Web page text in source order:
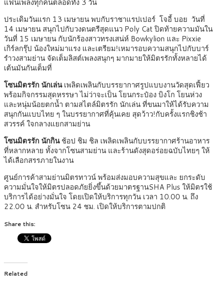
แฟนเพลงทุกคนตลอดทั้ง 3 วัน
ประเดิมวันแรก 13 เมษายน พบกับราชาแรปเปอร์ โจอี้ บอย วันที่
14 เมษายน สนุกไปกับวงดนตรีสุดแนว Poly Cat ปิดท้ายความมันใน
วันที่ 15 เมษายน กับนักร้องสาวทรงเสน่ห์ Bowkylion และ Pixxie
เกิร์ลกรุ๊ป น้องใหม่มาแรง และเตรียม!เหมารอบความสนุกไปกับบาร์
รำวงสามย่าน จัดเต็มลิสต์เพลงสนุกๆ มากมายให้มิตรรักทั้งหลายได้
เต้นมันกันเต็มที่
โซนมิตรรัก นักเล่นเพลิดเพลินกับบรรยากาศรูปแบบงานวัดสุดเฟี้ยว
พร้อมกิจกรรมสุดหรรษา ไม่ว่าจะเป็น โยนกระป๋อง บิงโก โยนห่วง
และหนุ่มน้อยตกน้ำ ตามสไตล์มิตรรัก นักเล่น ที่ขนมาให้ได้รับความ
สนุกกันแบบไทย ๆ ในบรรยากาศที่คุ้นเคย สุดว้าว!กับครั้งแรกชิงช้า
สวรรค์ ใจกลางแยกสามย่าน
โซนมิตรรัก นักกินช้อป ชิม ชิล เพลิดเพลินกับบรรยากาศร้านอาหาร
ที่หลากหลาย ทั้งจากโซนสามย่าน และร้านดังสุดอร่อยฉบับไทยๆ ให้
ได้เลือกสรรภายในงาน
ศูนย์การค้าสามย่านมิตรทาวน์ พร้อมส่งมอบความสุขและ ยกระดับ
ความมั่นใจให้มิตรปลอดภัยยิ่งขึ้นด้วยมาตรฐานSHA Plus ให้มิตรใช้
บริการได้อย่างมั่นใจ โดยเปิดให้บริการทุกวัน เวลา 10.00 น. ถึง
22.00 น. สำหรับโซน 24 ชม. เปิดให้บริการตามปกติ
Share this:
Related